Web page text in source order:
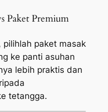
Paket Premium
paket masak
ke panti asuhan
lebih praktis dan
tetangga.